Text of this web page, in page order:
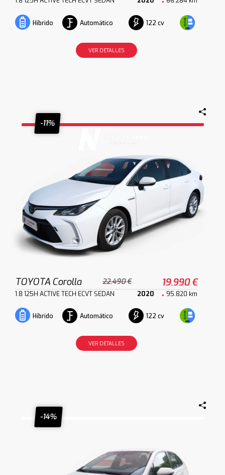
Híbrido Automático 122 cv
VER DETALLES
-11%
TOYOTA Corolla 22.490 € 19.990 €
1.8 125H ACTIVE TECH ECVT SEDAN 2020 95.820 km
Híbrido Automático 122 cv
VER DETALLES
-14%